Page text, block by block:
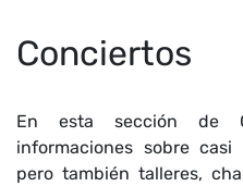
Conciertos
En esta sección de
informaciones sobre
pero también talleres,